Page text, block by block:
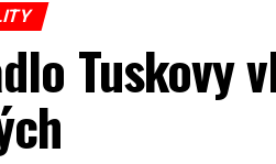
každoročně připravit
než 350 akcí týkajících se
ekonomiky, občanské
z klíčových událostí XXXIII.
Tuskovy